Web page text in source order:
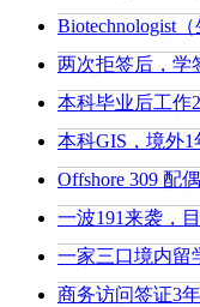
Biotechnologist
两次拒签后，学
本科毕业后工作
本科GIS，境外1
Offshore 309 配
一波191来袭，
一家三口境内留
商务访问签证3